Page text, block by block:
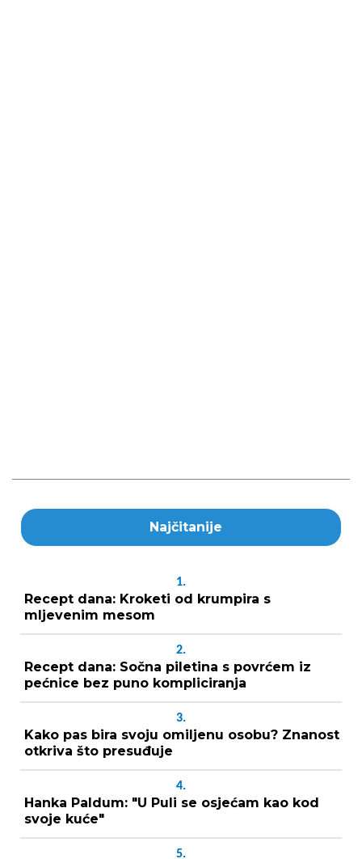
Najčitanije
1.
Recept dana: Kroketi od krumpira s
mljevenim mesom
2.
Recept dana: Sočna piletina s povrćem iz
pećnice bez puno kompliciranja
3.
Kako pas bira svoju omiljenu osobu? Znanost
otkriva što presuđuje
4.
Hanka Paldum: "U Puli se osjećam kao kod
svoje kuće"
5.